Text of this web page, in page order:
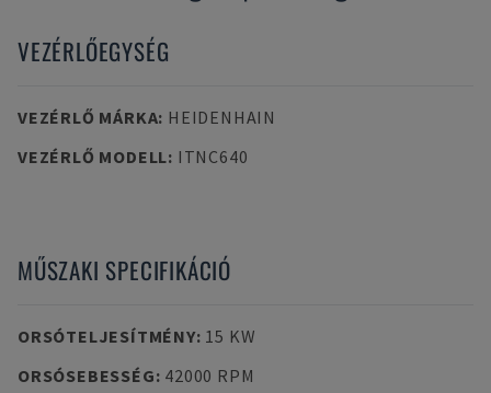
VEZÉRLŐEGYSÉG
VEZÉRLŐ MÁRKA: HEIDENHAIN
VEZÉRLŐ MODELL: ITNC640
MŰSZAKI SPECIFIKÁCIÓ
ORSÓTELJESÍTMÉNY: 15 KW
ORSÓSEBESSÉG: 42000 RPM